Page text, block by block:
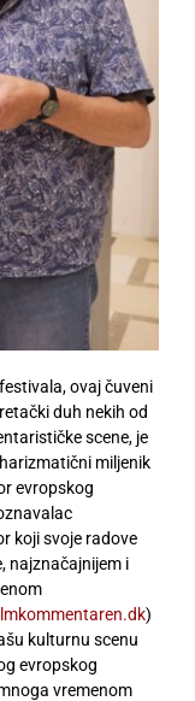
ovaj čuveni
duh nekih od
scene, je
miljenik
evropskog
koji svoje radove
najznačajnijem i
)
kulturnu scenu
evropskog
vremenom